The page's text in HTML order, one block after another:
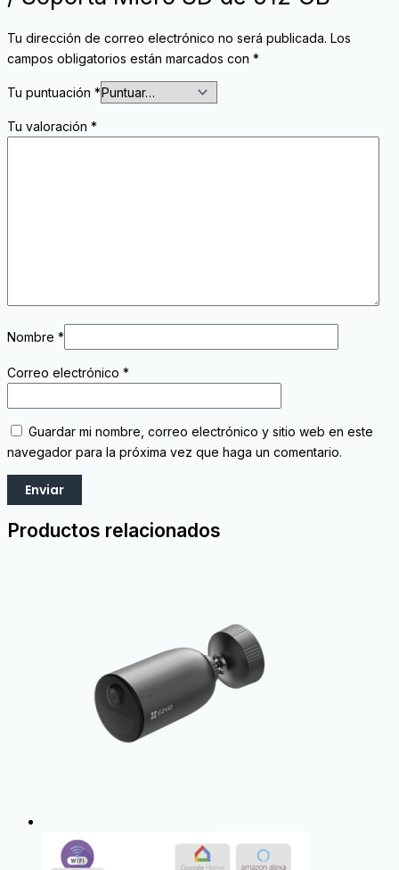
Tu dirección de correo electrónico no será publicada. Los
campos obligatorios están marcados con *
Tu puntuación *
Tu valoración *
Nombre *
Correo electrónico *
Guardar mi nombre, correo electrónico y sitio web en este
navegador para la próxima vez que haga un comentario.
Productos relacionados